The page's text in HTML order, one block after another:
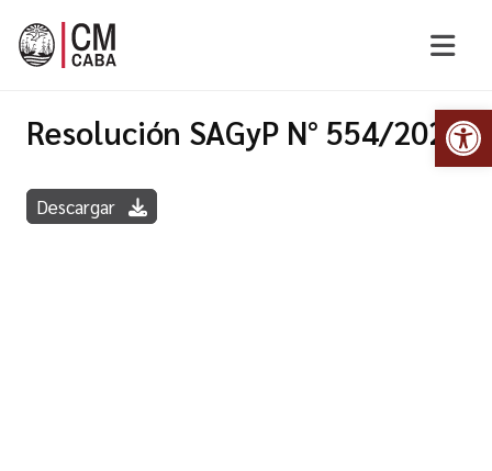
Resolución SAGyP N° 554/2022
Descargar